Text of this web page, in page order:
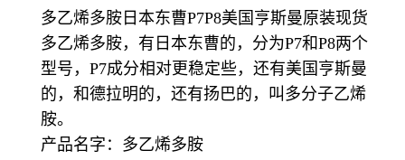
多乙烯多胺日本东曹P7P8美国亨斯曼原装现货
多乙烯多胺，有日本东曹的，分为P7和P8两个
型号，P7成分相对更稳定些，还有美国亨斯曼
的，和德拉明的，还有扬巴的，叫多分子乙烯
胺。
产品名字：多乙烯多胺